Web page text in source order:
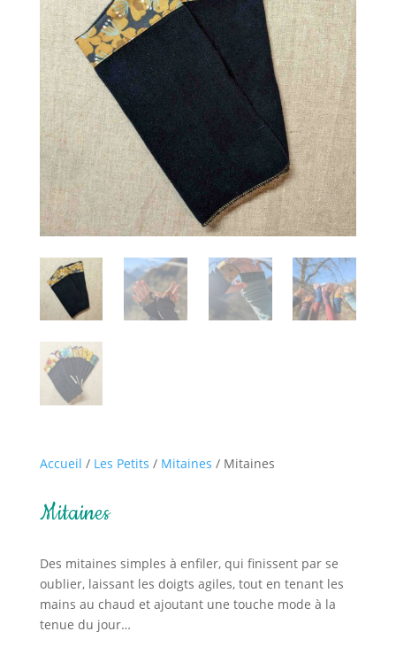
Accueil / Les Petits / Mitaines / Mitaines
Mitaines
Des mitaines simples à enfiler, qui finissent par se
oublier, laissant les doigts agiles, tout en tenant les
mains au chaud et ajoutant une touche mode à la
tenue du jour…